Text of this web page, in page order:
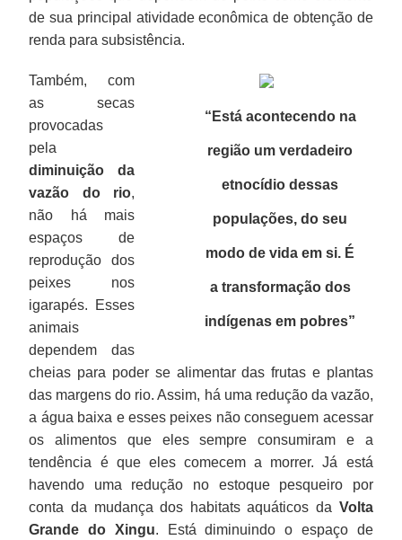
de sua principal atividade econômica de obtenção de
renda para subsistência.
“Está acontecendo na
região um verdadeiro
etnocídio dessas
populações, do seu
modo de vida em si. É
a transformação dos
indígenas em pobres”
Também, com
as secas
provocadas
pela
diminuição da
vazão do rio,
não há mais
espaços de
reprodução dos
peixes nos
igarapés. Esses
animais
dependem das
cheias para poder se alimentar das frutas e plantas
das margens do rio. Assim, há uma redução da vazão,
a água baixa e esses peixes não conseguem acessar
os alimentos que eles sempre consumiram e a
tendência é que eles comecem a morrer. Já está
havendo uma redução no estoque pesqueiro por
conta da mudança dos habitats aquáticos da Volta
Grande do Xingu. Está diminuindo o espaço de